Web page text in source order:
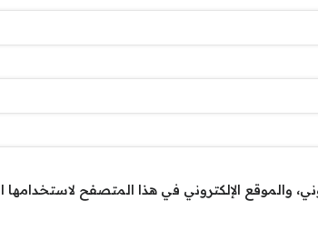
والموقع الإلكتروني في هذا المتصفح لاستخدامها